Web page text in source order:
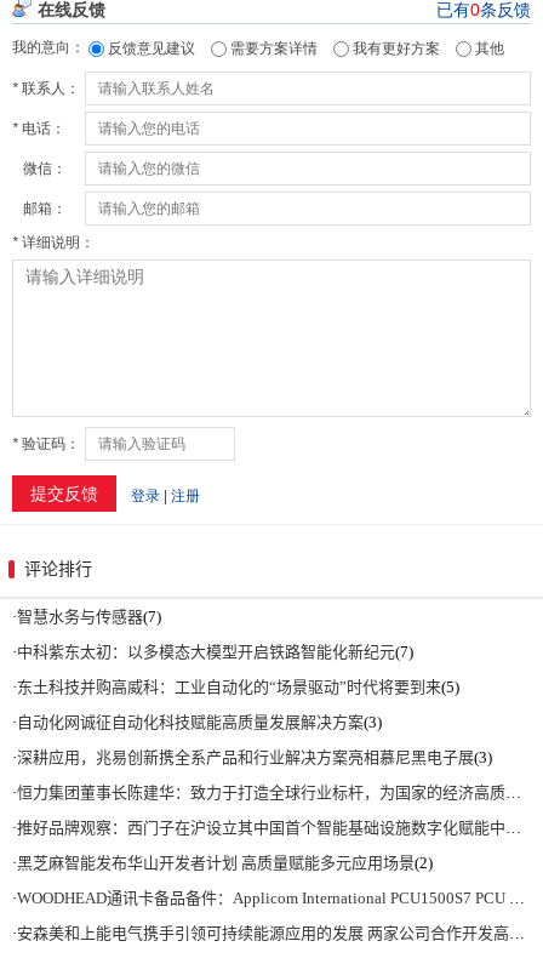
评论排行
·智慧水务与传感器(7)
·中科紫东太初：以多模态大模型开启铁路智能化新纪元(7)
·东土科技并购高威科：工业自动化的“场景驱动”时代将要到来(5)
· 自动化网诚征自动化科技赋能高质量发展解决方案(3)
·深耕应用，兆易创新携全系产品和行业解决方案亮相慕尼黑电子展(3)
·恒力集团董事长陈建华：致力于打造全球行业标杆，为国家的经济高质量发展贡献更大力量|上海电气集团党委书记、董事长吴磊来访
·推好品牌观察：西门子在沪设立其中国首个智能基础设施数字化赋能中心
·黑芝麻智能发布华山开发者计划 高质量赋能多元应用场景(2)
·WOODHEAD通讯卡备品备件：Applicom International PCU1500S7 PCU 1500 S7 V4.5.0
·安森美和上能电气携手引领可持续能源应用的发展 两家公司合作开发高性能储能和太阳能组串式逆变器方案 以实现可持续的未来